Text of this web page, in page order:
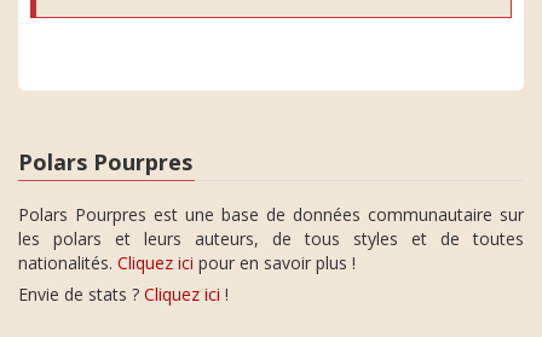
Polars Pourpres
Polars Pourpres est une base de données communautaire sur
les polars et leurs auteurs, de tous styles et de toutes
nationalités. Cliquez ici pour en savoir plus !
Envie de stats ? Cliquez ici !